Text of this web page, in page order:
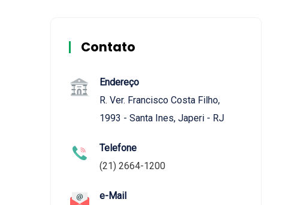
Contato
Endereço
R. Ver. Francisco Costa Filho,
1993 - Santa Ines, Japeri - RJ
Telefone
(21) 2664-1200
e-Mail